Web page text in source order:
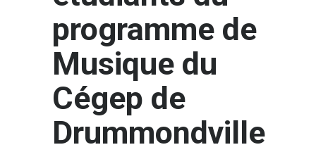
programme de
Musique du
Cégep de
Drummondville